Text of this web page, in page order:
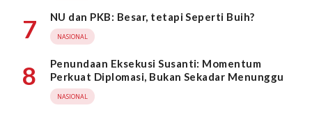
7 NU dan PKB: Besar, tetapi Seperti Buih?
NASIONAL
8
Penundaan Eksekusi Susanti: Momentum
Perkuat Diplomasi, Bukan Sekadar Menunggu
NASIONAL